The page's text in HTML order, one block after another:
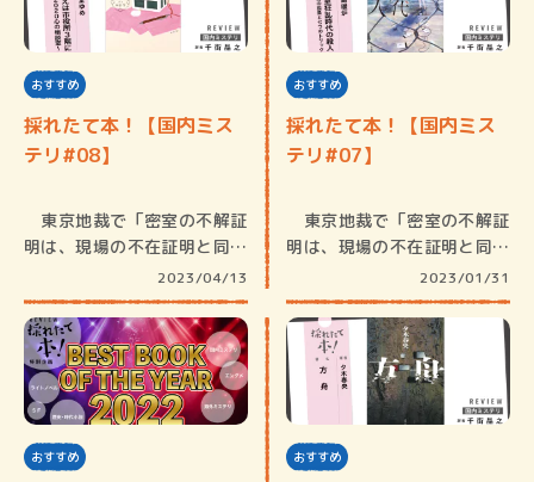
おすすめ
採れたて本！【国内ミス
テリ#08】
東京地裁で「密室の不解証
明は、現場の不在証明と同等
2023/04/13
おすすめ
採れたて本！【国内ミス
テリ#07】
東京地裁で「密室の不解証
明は、現場の不在証明と同等
2023/01/31
おすすめ おすすめ